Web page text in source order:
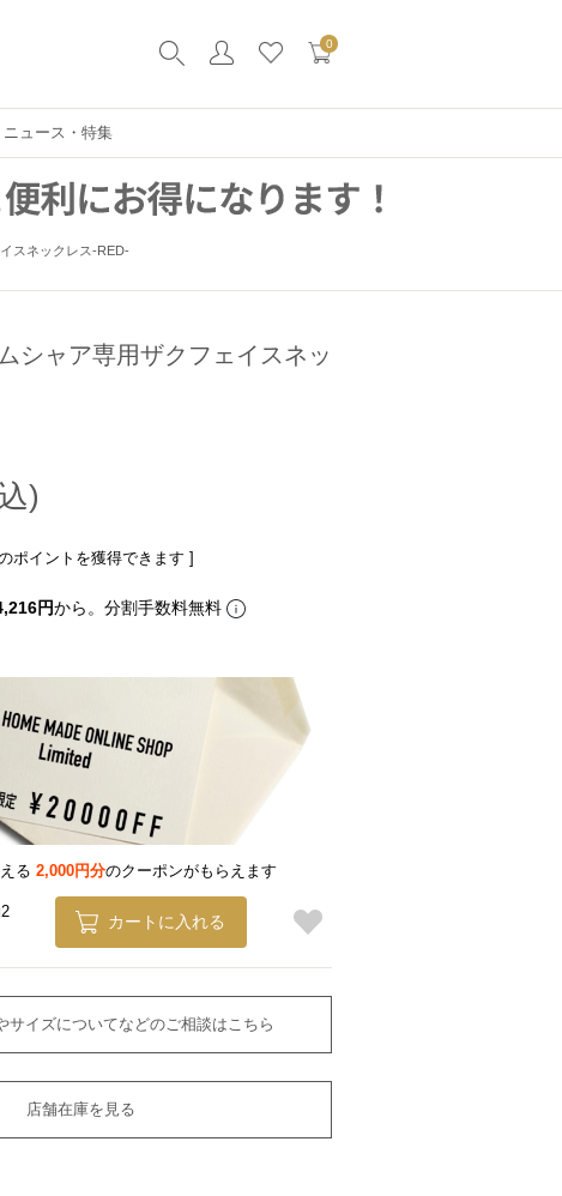
0
ニュース・特集
スネックレス-RED-
シャア専用ザクフェイスネッ
ポイントを獲得できます ]
円から。分割手数料無料
る 2,000円分のクーポンがもらえます
カートに入れる
サイズについてなどのご相談はこちら
店舗在庫を見る